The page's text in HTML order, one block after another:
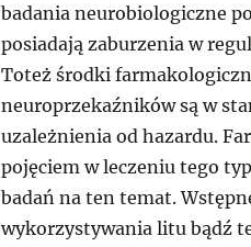
badania neurobiologiczne
posiadają zaburzenia w
Toteż środki
neuroprzekaźników są w
uzależnienia od hazardu.
pojęciem w leczeniu tego
badań na ten temat.
wykorzystywania litu bądź